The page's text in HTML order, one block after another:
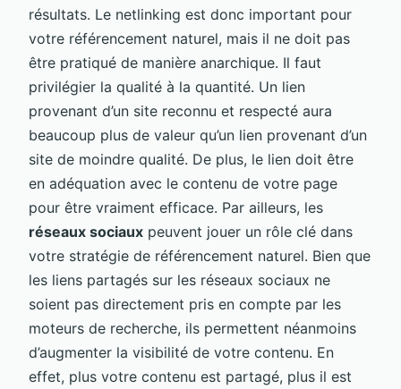
résultats. Le netlinking est donc important pour
votre référencement naturel, mais il ne doit pas
être pratiqué de manière anarchique. Il faut
privilégier la qualité à la quantité. Un lien
provenant d’un site reconnu et respecté aura
beaucoup plus de valeur qu’un lien provenant d’un
site de moindre qualité. De plus, le lien doit être
en adéquation avec le contenu de votre page
pour être vraiment efficace. Par ailleurs, les
réseaux sociaux peuvent jouer un rôle clé dans
votre stratégie de référencement naturel. Bien que
les liens partagés sur les réseaux sociaux ne
soient pas directement pris en compte par les
moteurs de recherche, ils permettent néanmoins
d’augmenter la visibilité de votre contenu. En
effet, plus votre contenu est partagé, plus il est